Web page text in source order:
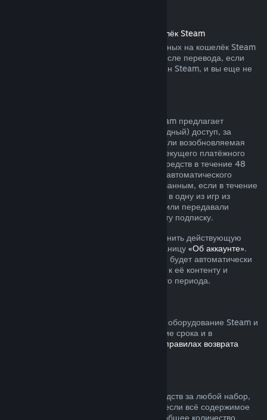
Возврат средств, переведённых на кошелёк Steam
Вы можете запросить возврат переведённых на кошелёк Steam
средств в течение четырнадцати дней после перевода, если
средства были переведены через магазин Steam, и вы еще не
Для определённого контента и услуг Steam предлагает
периодический (ежемесячный или ежегодный) доступ, за
который взимается регулярная плата. Если возобновляемая
подписка не использовалась в течение текущего платёжного
периода, вы можете запросить возврат средств в течение 48
часов с момента покупки или с момента автоматического
продления. Контент считается использованным, если в течение
текущего платёжного периода вы играли в одну из игр из
подписки либо использовали, изменяли или передавали
преимущества или скидки, входящие в эту подписку.
Обратите внимание, что вы можете отменить действующую
подписку в любое время, перейдя на станицу «Об аккаунте».
После отмены ваша подписка больше не будет автоматически
продлеваться, но у вас останется доступ к её контенту и
преимуществам до окончания платёжного периода.
Вы можете запросить возврат средств за оборудование Steam и
аксессуары, купленные в Steam, в течение срока и в
правилах возврата
Вы можете получить полный возврат средств за любой набор,
купленный в магазине Steam, но только если всё содержимое
набора находится на вашем аккаунте и общее количество